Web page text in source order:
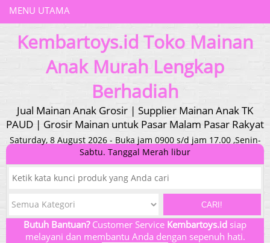
MENU UTAMA
Kembartoys.id Toko Mainan
Anak Murah Lengkap
Berhadiah
Jual Mainan Anak Grosir | Supplier Mainan Anak TK
PAUD | Grosir Mainan untuk Pasar Malam Pasar Rakyat
Saturday, 8 August 2026 - Buka jam 0900 s/d jam 17.00 ,Senin-
Sabtu. Tanggal Merah libur
CARI!
Butuh Bantuan?Customer Service Kembartoys.id siap
melayani dan membantu Anda dengan sepenuh hati.